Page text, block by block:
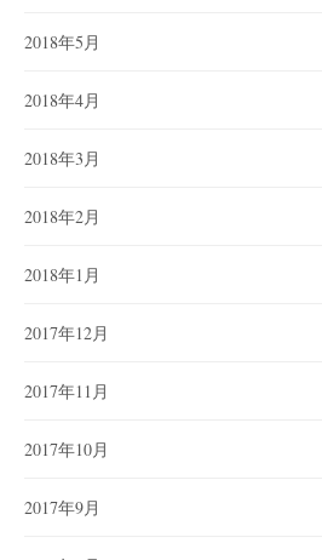
2018年5月
2018年4月
2018年3月
2018年2月
2018年1月
2017年12月
2017年11月
2017年10月
2017年9月